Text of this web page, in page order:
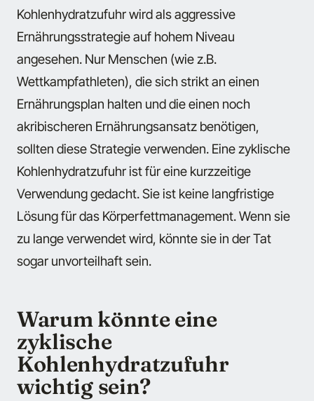
Kohlenhydratzufuhr wird als aggressive
Ernährungsstrategie auf hohem Niveau
angesehen. Nur Menschen (wie z.B.
Wettkampfathleten), die sich strikt an einen
Ernährungsplan halten und die einen noch
akribischeren Ernährungsansatz benötigen,
sollten diese Strategie verwenden. Eine zyklische
Kohlenhydratzufuhr ist für eine kurzzeitige
Verwendung gedacht. Sie ist keine langfristige
Lösung für das Körperfettmanagement. Wenn sie
zu lange verwendet wird, könnte sie in der Tat
sogar unvorteilhaft sein.
Warum könnte eine
zyklische
Kohlenhydratzufuhr
wichtig sein?